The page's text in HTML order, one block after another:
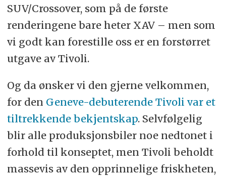
SUV/Crossover, som på de første
renderingene bare heter XAV – men som
vi godt kan forestille oss er en forstørret
utgave av Tivoli.
Og da ønsker vi den gjerne velkommen,
for den Geneve-debuterende Tivoli var et
tiltrekkende bekjentskap. Selvfølgelig
blir alle produksjonsbiler noe nedtonet i
forhold til konseptet, men Tivoli beholdt
massevis av den opprinnelige friskheten,